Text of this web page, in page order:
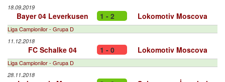
18.09.2019
Bayer 04 Leverkusen 1 - 2 Lokomotiv Moscova
Liga Campionilor - Grupa D
11.12.2018
FC Schalke 04 1 - 0 Lokomotiv Moscova
Liga Campionilor - Grupa D
28.11.2018